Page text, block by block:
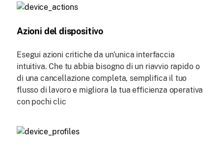
Azioni del dispositivo
Esegui azioni critiche da un'unica interfaccia
intuitiva. Che tu abbia bisogno di un riavvio rapido o
di una cancellazione completa, semplifica il tuo
flusso di lavoro e migliora la tua efficienza operativa
con pochi clic